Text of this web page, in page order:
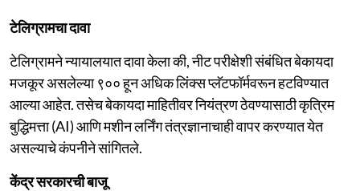
टेलिग्रामचा दावा
टेलिग्रामने न्यायालयात दावा केला की, नीट परीक्षेशी संबंधित बेकायदा
मजकूर असलेल्या ९०० हून अधिक लिंक्स प्लॅटफॉर्मवरून हटविण्यात
आल्या आहेत. तसेच बेकायदा माहितीवर नियंत्रण ठेवण्यासाठी कृत्रिम
बुद्धिमत्ता (AI) आणि मशीन लर्निंग तंत्रज्ञानाचाही वापर करण्यात येत
असल्याचे कंपनीने सांगितले.
केंद्र सरकारची बाजू